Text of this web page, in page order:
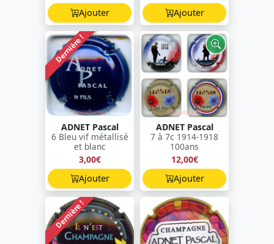
Ajouter
Ajouter
Dernière !
ADNET Pascal
6 Bleu vif métallisé
et blanc
3,00€
Ajouter
ADNET Pascal
7 à 7c 1914-1918
100ans
12,00€
Ajouter
Dernière !